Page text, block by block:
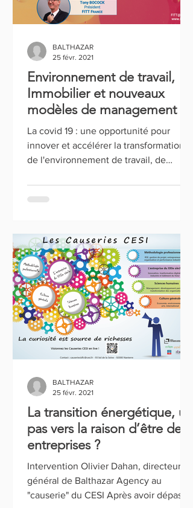
Environnement de travail,
Immobilier et nouveaux
modèles de management ...
La covid 19 : une opportunité pour
innover et accélérer la transformation
de l'environnement de travail, de
BALTHAZAR
25 févr. 2021
La transition énergétique, un
pas vers la raison d’être des
entreprises ?
Intervention Olivier Dahan, directeur
général de Balthazar Agency au
"causerie" du CESI Après avoir dépassé
BALTHAZAR
25 févr. 2021